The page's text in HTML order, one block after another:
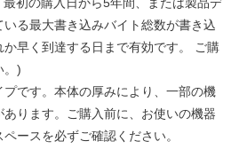
初の購入日から5年間、または製品デ
る最大書き込みバイト総数が書き込
早く到達する日まで有効です。 ご購
。)
です。本体の厚みにより、一部の機
ります。ご購入前に、お使いの機器
ースを必ずご確認ください。